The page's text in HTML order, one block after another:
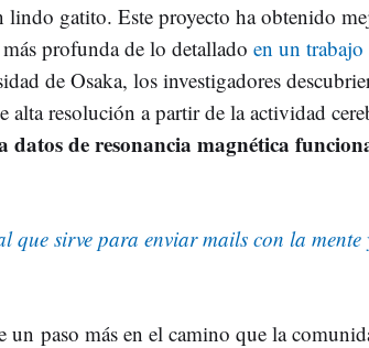
lindo gatito. Este proyecto ha obtenido
profunda de lo detallado en un
de Osaka, los investigadores
alta resolución a partir de la actividad
datos de resonancia magnética
que sirve para enviar mails con la
un paso más en el camino que la